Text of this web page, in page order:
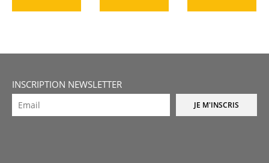
INSCRIPTION NEWSLETTER
JE M'INSCRIS